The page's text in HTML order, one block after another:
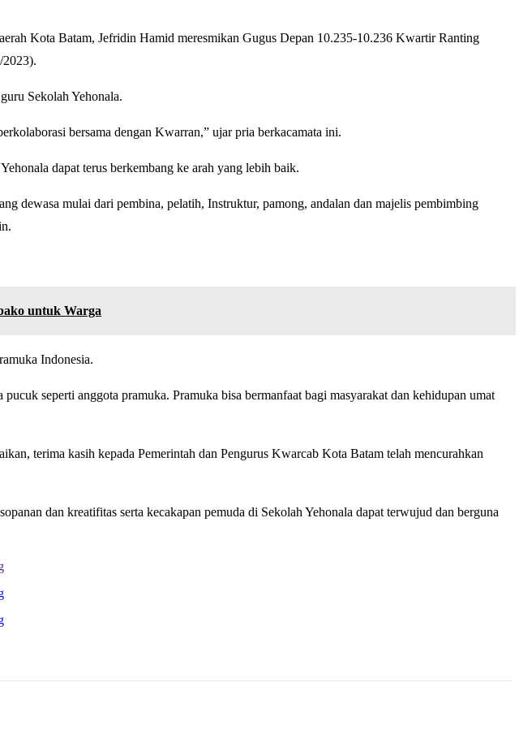
Kota Batam, Jefridin Hamid meresmikan Gugus Depan 10.235-10.236 Kwartir Ranting
2023).
Sekolah Yehonala.
bersama dengan Kwarran,” ujar pria berkacamata ini.
dapat terus berkembang ke arah yang lebih baik.
dewasa mulai dari pembina, pelatih, Instruktur, pamong, andalan dan majelis pembimbing
untuk Warga
Indonesia.
seperti anggota pramuka. Pramuka bisa bermanfaat bagi masyarakat dan kehidupan umat
terima kasih kepada Pemerintah dan Pengurus Kwarcab Kota Batam telah mencurahkan
dan kreatifitas serta kecakapan pemuda di Sekolah Yehonala dapat terwujud dan berguna